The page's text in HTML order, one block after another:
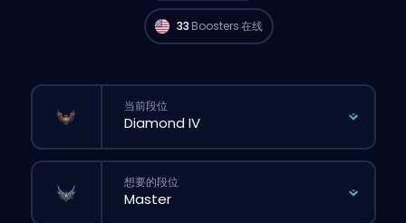
33 Boosters 在线
当前段位
想要的段位